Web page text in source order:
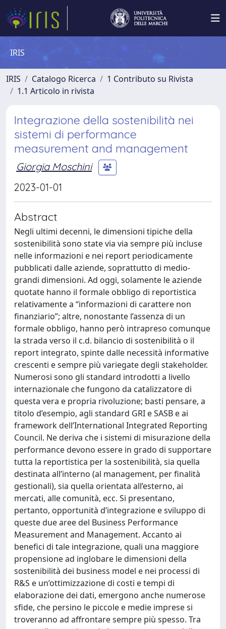
IRIS
IRIS Catalogo Ricerca
1 Contributo su Rivista
1.1 Articolo in rivista
Integrazione della sostenibilità nei
sistemi di performance
measurement and management
Giorgia Moschini
2023-01-01
Abstract
Negli ultimi decenni, le dimensioni tipiche della
sostenibilità sono state via via sempre più incluse
nelle informazioni e nei report periodicamente
pubblicati dalle aziende, soprattutto di medio-
grandi dimensioni. Ad oggi, solamente le aziende
quotate hanno il formale obbligo di reportistica
relativamente a “informazioni di carattere non
finanziario”; altre, nonostante l’assenza di un
formale obbligo, hanno però intrapreso comunque
la strada verso il c.d. bilancio di sostenibilità o il
report integrato, spinte dalle necessità informative
crescenti e sempre più variegate degli stakeholder.
Numerosi sono gli standard introdotti a livello
internazionale che fungono da catalizzatore di
questa vera e propria rivoluzione; basti pensare, a
titolo d’esempio, agli standard GRI e SASB e ai
framework dell’International Integrated Reporting
Council. Ne deriva che i sistemi di misurazione della
performance devono essere in grado di supportare
tutta la reportistica per la sostenibilità, sia quella
destinata all’interno (al management, per finalità
gestionali), sia quella orientata all’esterno, ai
mercati, alle comunità, ecc. Si presentano,
pertanto, opportunità d’integrazione e sviluppo di
queste due aree del Business Performance
Measurement and Management. Accanto ai
benefici di tale integrazione, quali una maggiore
propensione ad inglobare le dimensioni della
sostenibilità dei business model e nei processi di
R&S e un’ottimizzazione di costi e tempi di
elaborazione dei dati, emergono anche numerose
sfide, che persino le piccole e medie imprese si
troveranno ad affrontare sempre più spesso. Tra